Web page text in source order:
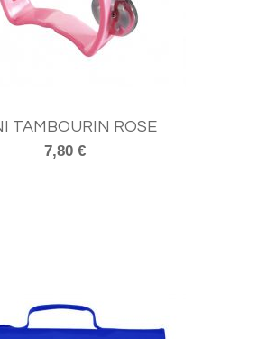
TAMBOURIN ROSE
7,80 €